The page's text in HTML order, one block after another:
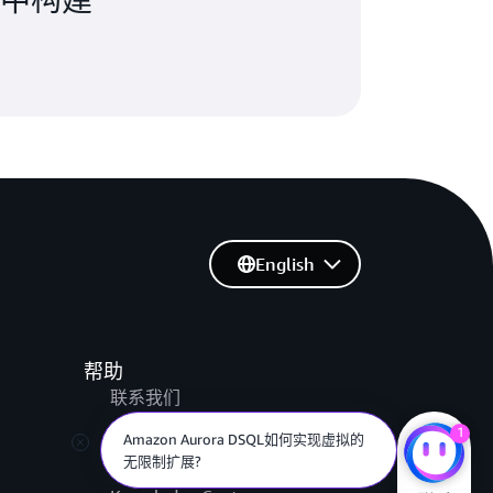
帮助
联系我们
提交支持工单
AWS re:Post
English
Amazon Aurora DSQL如何实现虚拟的
无限制扩展?
1